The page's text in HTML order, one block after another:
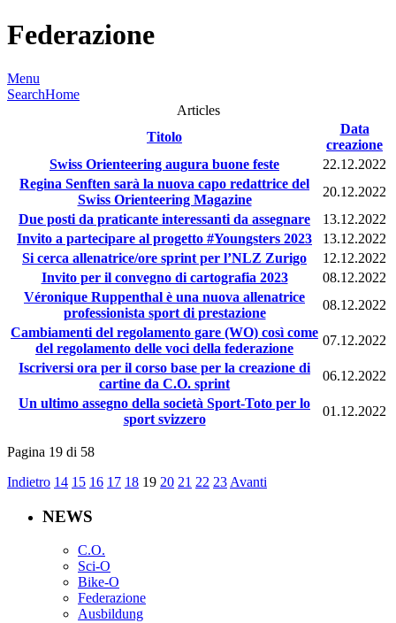
Federazione
Menu
SearchHome
Articles
Titolo
Data
creazione
Swiss Orienteering augura buone feste
22.12.2022
Regina Senften sarà la nuova capo redattrice del
Swiss Orienteering Magazine
20.12.2022
Due posti da praticante interessanti da assegnare
13.12.2022
Invito a partecipare al progetto #Youngsters 2023
13.12.2022
Si cerca allenatrice/ore sprint per l’NLZ Zurigo
12.12.2022
Invito per il convegno di cartografia 2023
08.12.2022
Véronique Ruppenthal è una nuova allenatrice
professionista sport di prestazione
08.12.2022
Cambiamenti del regolamento gare (WO) così come
del regolamento delle voci della federazione
07.12.2022
Iscriversi ora per il corso base per la creazione di
cartine da C.O. sprint
06.12.2022
Un ultimo assegno della società Sport-Toto per lo
sport svizzero
01.12.2022
Pagina 19 di 58
Indietro 14 15 16 17 18 19 20 21 22 23 Avanti
NEWS
C.O.
Sci-O
Bike-O
Federazione
Ausbildung